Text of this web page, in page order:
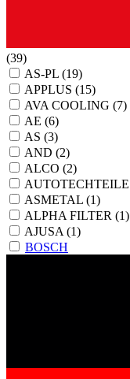
(39)
AS-PL (19)
APPLUS (15)
AVA COOLING (7)
AE (6)
AS (3)
AND (2)
ALCO (2)
AUTOTECHTEILE
ASMETAL (1)
ALPHA FILTER (1)
AJUSA (1)
BOSCH